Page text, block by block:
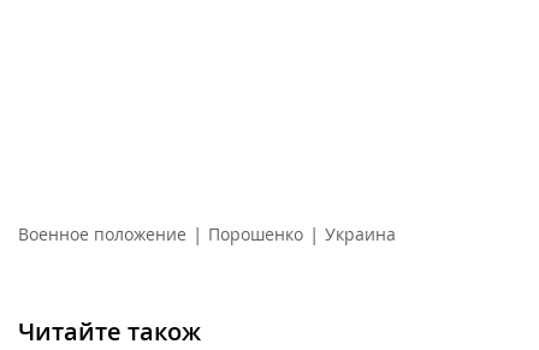
Военное положение | Порошенко | Украина
Читайте також